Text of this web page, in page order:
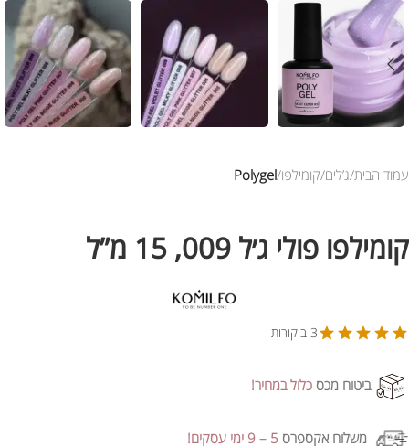
עמוד הבית ג’לים קומילפו Polygel
קומילפו פולי ג׳ל 009, 15 מ”ל
3 ביקורות
ביטוח מכס כלול במחיר!
משלוח אקספרס 5 – 9 ימי עסקים!